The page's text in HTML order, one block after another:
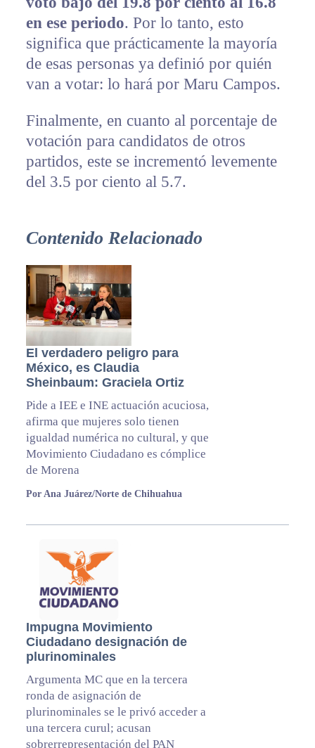
en ese periodo. Por lo tanto, esto
significa que prácticamente la mayoría
de esas personas ya definió por quién
van a votar: lo hará por Maru Campos.
Finalmente, en cuanto al porcentaje de
votación para candidatos de otros
partidos, este se incrementó levemente
del 3.5 por ciento al 5.7.
Contenido Relacionado
El verdadero peligro para
México, es Claudia
Sheinbaum: Graciela Ortiz
Pide a IEE e INE actuación acuciosa,
afirma que mujeres solo tienen
igualdad numérica no cultural, y que
Movimiento Ciudadano es cómplice
de Morena
Por Ana Juárez/Norte de Chihuahua
Impugna Movimiento
Ciudadano designación de
plurinominales
Argumenta MC que en la tercera
ronda de asignación de
plurinominales se le privó acceder a
una tercera curul; acusan
sobrerrepresentación del PAN